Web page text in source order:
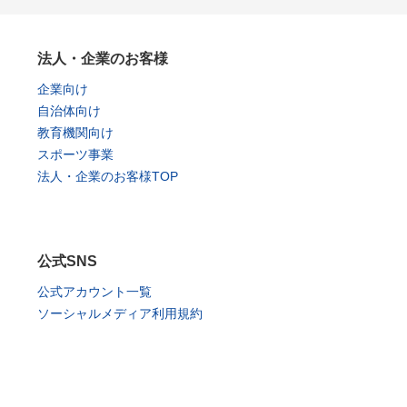
法人・企業のお客様
企業向け
自治体向け
教育機関向け
スポーツ事業
法人・企業のお客様TOP
公式SNS
公式アカウント一覧
ソーシャルメディア利用規約